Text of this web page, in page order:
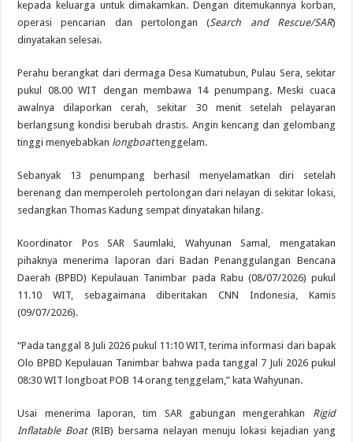
kepada keluarga untuk dimakamkan. Dengan ditemukannya korban,
operasi pencarian dan pertolongan (Search and Rescue/SAR)
dinyatakan selesai.
Perahu berangkat dari dermaga Desa Kumatubun, Pulau Sera, sekitar
pukul 08.00 WIT dengan membawa 14 penumpang. Meski cuaca
awalnya dilaporkan cerah, sekitar 30 menit setelah pelayaran
berlangsung kondisi berubah drastis. Angin kencang dan gelombang
tinggi menyebabkan longboattenggelam.
Sebanyak 13 penumpang berhasil menyelamatkan diri setelah
berenang dan memperoleh pertolongan dari nelayan di sekitar lokasi,
sedangkan Thomas Kadung sempat dinyatakan hilang.
Koordinator Pos SAR Saumlaki, Wahyunan Samal, mengatakan
pihaknya menerima laporan dari Badan Penanggulangan Bencana
Daerah (BPBD) Kepulauan Tanimbar pada Rabu (08/07/2026) pukul
11.10 WIT, sebagaimana diberitakan CNN Indonesia, Kamis
(09/07/2026).
“Pada tanggal 8 Juli 2026 pukul 11:10 WIT, terima informasi dari bapak
Olo BPBD Kepulauan Tanimbar bahwa pada tanggal 7 Juli 2026 pukul
08:30 WIT longboat POB 14 orang tenggelam,” kata Wahyunan.
Usai menerima laporan, tim SAR gabungan mengerahkan Rigid
Inflatable Boat(RIB) bersama nelayan menuju lokasi kejadian yang